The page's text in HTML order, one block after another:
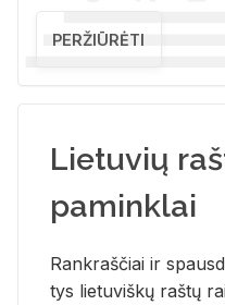
PERŽIŪRĖTI
Lietuvių
paminklai
Rank­raš­čiai ir
tys lie­tu­viš­kų raš­tų